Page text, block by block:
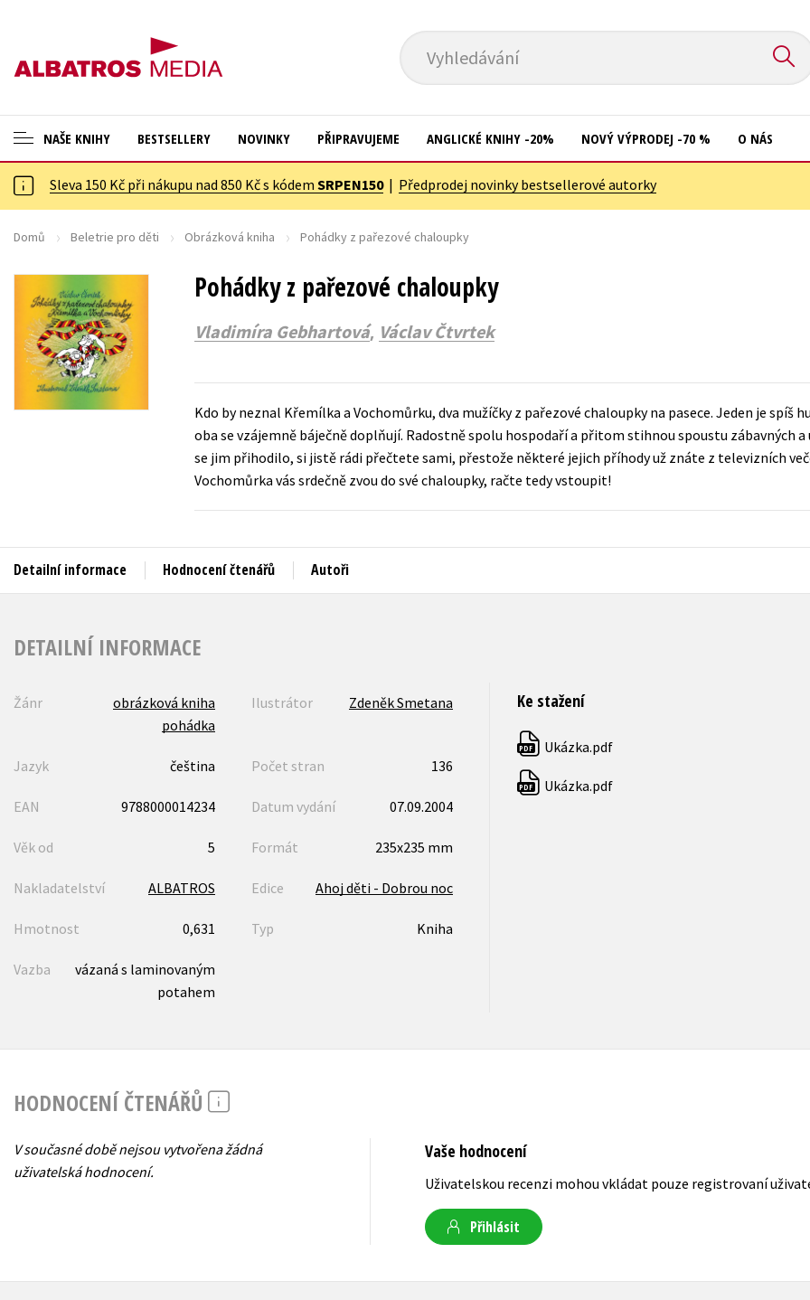
Vyhledávání
NAŠE KNIHY
ANGLICKÉ KNIHY -20 %
NOVÝ VÝPRODEJ -70 %
ASTERIX S DÁRKEM
🎁DÁRKOVÉ PUBLIKACE
✉️ DÁRKOVÉ POUKAZY
Auto - moto
Cestování
Dárkové publikace
Digitální fotografie
Esoterika a duchovní svět
Jazyky
Kalendáře
Kuchařky
New Adult
Ostatní
Počítače
Populárně - naučná pro dospělé
Populárně - naučné pro děti
Předškoláci
Příroda a zahrada
Young adult (SK)
Všechny tituly
BESTSELLERY NOVINKY PŘIPRAVUJEME ANGLICKÉ KNIHY -20% NOVÝ VÝPRODEJ -70 % O NÁS
Sleva 150 Kč při nákupu nad 850 Kč s kódem SRPEN150| Předprodej novinky bestsellerové autorky
Domů Beletrie pro děti Obrázková kniha Pohádky z pařezové chaloupky
Pohádky z pařezové chaloupky
Vladimíra Gebhartová, Václav Čtvrtek
Kdo by neznal Křemílka a Vochomůrku, dva mužíčky z pařezové chaloupky na pasece. Jeden je spíš
oba se vzájemně báječně doplňují. Radostně spolu hospodaří a přitom stihnou spoustu zábavných a
se jim přihodilo, si jistě rádi přečtete sami, přestože některé jejich příhody už znáte z televizních
Vochomůrka vás srdečně zvou do své chaloupky, račte tedy vstoupit!
Detailní informace Hodnocení čtenářů Autoři
DETAILNÍ INFORMACE
Žánr
obrázková kniha
pohádka
Ilustrátor Zdeněk Smetana
Jazyk čeština Počet stran 136
EAN 9788000014234 Datum vydání 07.09.2004
Věk od 5 Formát 235x235 mm
Nakladatelství ALBATROS Edice Ahoj děti - Dobrou noc
Hmotnost 0,631 Typ Kniha
Vazba
vázaná s laminovaným
potahem
Ke stažení
PDF Ukázka.pdf
PDF Ukázka.pdf
HODNOCENÍ ČTENÁŘŮ
V současné době nejsou vytvořena žádná
uživatelská hodnocení.
Vaše hodnocení
Uživatelskou recenzi mohou vkládat pouze registrovaní
Přihlásit